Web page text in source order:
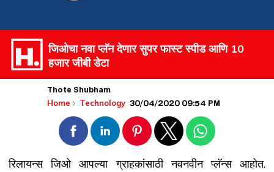
जिओचा नवा प्लॅन देणार सुपर फास्ट स्पीड आणि 10
हजार जीबी डेटा
Thote Shubham
Home Technology 30/04/2020 09:54 PM
रिलायन्स जिओ आपल्या ग्राहकांसाठी नवनवीन प्लॅन्स आहोत.